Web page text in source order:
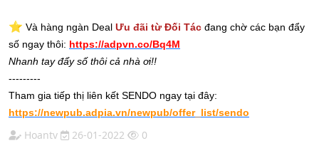
⭐️ Và hàng ngàn Deal Ưu đãi từ Đối Tác đang chờ các bạn đẩy
số ngay thôi: https://adpvn.co/Bq4M
Nhanh tay đẩy số thôi cả nhà ơi!!
---------
Tham gia tiếp thị liên kết SENDO ngay tại đây:
https://newpub.adpia.vn/newpub/offer_list/sendo
Hoantv 26-01-2022 0